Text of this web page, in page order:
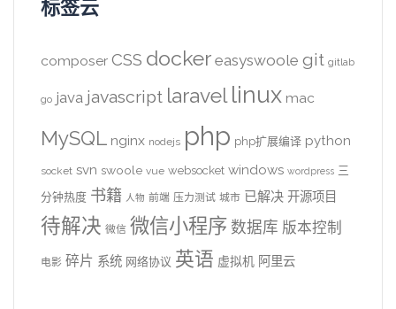
标签云
composer CSS docker easyswoole git gitlab
go java javascript laravel linux mac
MySQL nginx nodejs php php扩展编译 python
socket svn swoole vue websocket windows wordpress 三
分钟热度 书籍 人物 前端 压力测试 城市 已解决 开源项目
待解决 微信 微信小程序 数据库 版本控制
电影 碎片 系统 网络协议 英语 虚拟机 阿里云